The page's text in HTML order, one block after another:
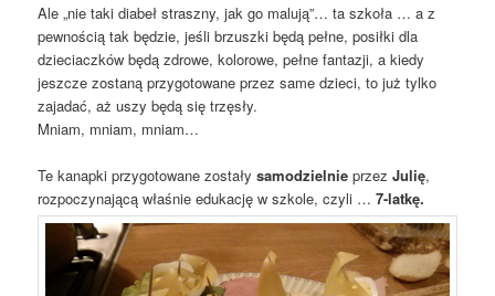
Ale „nie taki diabeł straszny, jak go malują”… ta szkoła … a z
pewnością tak będzie, jeśli brzuszki będą pełne, posiłki dla
dzieciaczków będą zdrowe, kolorowe, pełne fantazji, a kiedy
jeszcze zostaną przygotowane przez same dzieci, to już tylko
zajadać, aż uszy będą się trzęsły.
Mniam, mniam, mniam…
Te kanapki przygotowane zostałysamodzielnie przezJulię,
rozpoczynającą właśnie edukację w szkole, czyli …7-latkę.